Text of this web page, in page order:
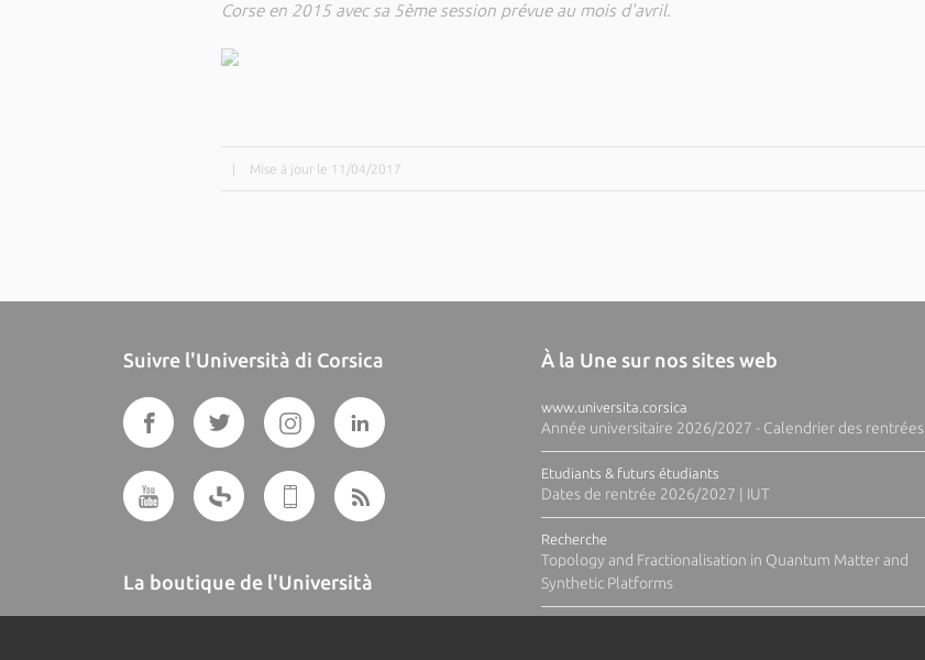
Corse en 2015 avec sa 5ème session prévue au mois d'avril.
Mise à jour le 11/04/2017
Suivre l'Università di Corsica
La boutique de l'Università
À la Une sur nos sites web
www.universita.corsica
Année universitaire 2026/2027 - Calendrier des rentrées
Etudiants & futurs étudiants
Dates de rentrée 2026/2027 | IUT
Recherche
Topology and Fractionalisation in Quantum Matter and
Synthetic Platforms